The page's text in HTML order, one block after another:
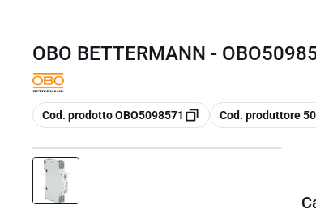
OBO BETTERMANN -
copia
Cod. prodotto OBO5098571 copia
Cod. produttore